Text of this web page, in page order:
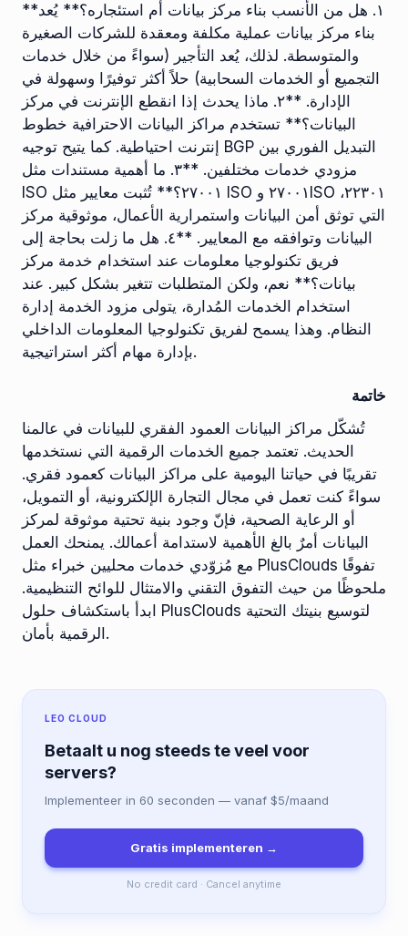
**١. هل من الأنسب بناء مركز بيانات أم استئجاره؟** يُعد
بناء مركز بيانات عملية مكلفة ومعقدة للشركات الصغيرة
والمتوسطة. لذلك، يُعد التأجير (سواءً من خلال خدمات
التجميع أو الخدمات السحابية) حلاً أكثر توفيرًا وسهولة في
الإدارة. **٢. ماذا يحدث إذا انقطع الإنترنت في مركز
البيانات؟** تستخدم مراكز البيانات الاحترافية خطوط
إنترنت احتياطية. كما يتيح توجيه BGP التبديل الفوري بين
مزودي خدمات مختلفين. **٣. ما أهمية مستندات مثل
ISO ٢٧٠٠١؟** تُثبت معايير مثل ISO ٢٧٠٠١ وISO ٢٢٣٠١،
التي توثق أمن البيانات واستمرارية الأعمال، موثوقية مركز
البيانات وتوافقه مع المعايير. **٤. هل ما زلت بحاجة إلى
فريق تكنولوجيا معلومات عند استخدام خدمة مركز
بيانات؟** نعم، ولكن المتطلبات تتغير بشكل كبير. عند
استخدام الخدمات المُدارة، يتولى مزود الخدمة إدارة
النظام. وهذا يسمح لفريق تكنولوجيا المعلومات الداخلي
بإدارة مهام أكثر استراتيجية.
خاتمة
تُشكّل مراكز البيانات العمود الفقري للبيانات في عالمنا
الحديث. تعتمد جميع الخدمات الرقمية التي نستخدمها
تقريبًا في حياتنا اليومية على مراكز البيانات كعمود فقري.
سواءً كنت تعمل في مجال التجارة الإلكترونية، أو التمويل،
أو الرعاية الصحية، فإنّ وجود بنية تحتية موثوقة لمركز
البيانات أمرٌ بالغ الأهمية لاستدامة أعمالك. يمنحك العمل
مع مُزوّدي خدمات محليين خبراء مثل PlusClouds تفوقًا
ملحوظًا من حيث التفوق التقني والامتثال للوائح التنظيمية.
ابدأ باستكشاف حلول PlusClouds لتوسيع بنيتك التحتية
الرقمية بأمان.
LEO CLOUD
Betaalt u nog steeds te veel voor
servers?
Implementeer in 60 seconden — vanaf $5/maand
Gratis implementeren →
No credit card · Cancel anytime